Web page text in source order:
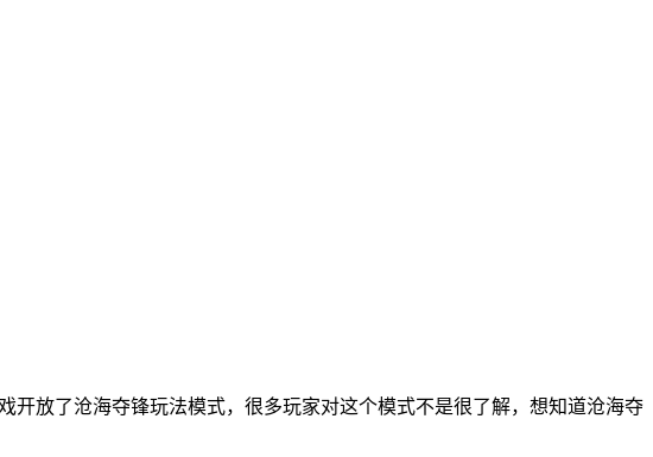
放了沧海夺锋玩法模式，很多玩家对这个模式不是很了解，想知道沧海夺